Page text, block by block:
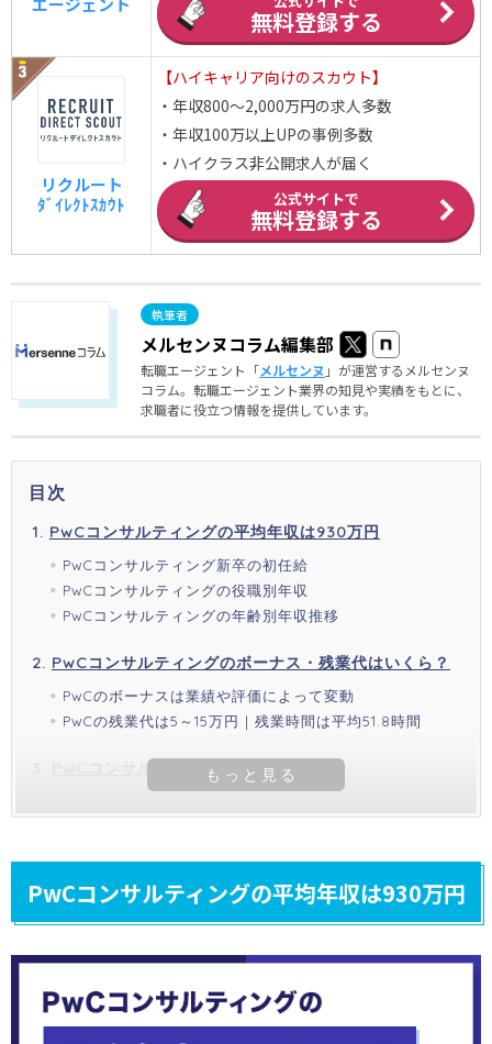
無料登録する
リクルート
ﾀﾞｲﾚｸﾄｽｶｳﾄ
【ハイキャリア向けのスカウト】
・年収800～2,000万円の求人多数
・年収100万以上UPの事例多数
・ハイクラス非公開求人が届く
公式サイトで
無料登録する
メルセンヌコラム編集部
転職エージェント「メルセンヌ 」が運営するメルセンヌ
コラム。転職エージェント業界の知見や実績をもとに、
求職者に役立つ情報を提供しています。
目次
PwCコンサルティングの平均年収は930万円
PwCコンサルティング新卒の初任給
PwCコンサルティングの役職別年収
PwCコンサルティングの年齢別年収推移
PwCコンサルティングのボーナス・残業代はいくら？
PwCのボーナスは業績や評価によって変動
PwCの残業代は5～15万円｜残業時間は平均51.8時間
PwCコンサルティングの福利厚生
PwCコンサルティングの平均年収は930万円